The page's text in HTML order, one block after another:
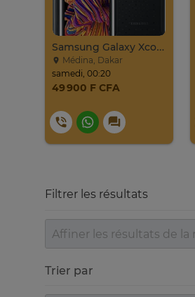
Samsung Galaxy Xcover Pro Venant 64go Ram 4go 4
Médina, Dakar
samedi, 00:20
49 900 F CFA
Filtrer les résultats
Trier par